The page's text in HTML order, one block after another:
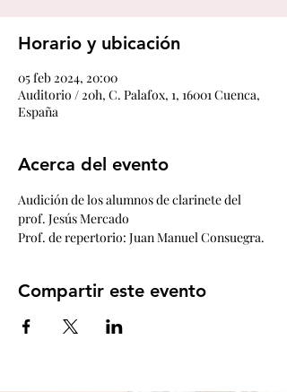
Horario y ubicación
05 feb 2024, 20:00
Auditorio / 20h, C. Palafox, 1, 16001 Cuenca,
España
Acerca del evento
Audición de los alumnos de clarinete del
prof. Jesús Mercado
Prof. de repertorio: Juan Manuel Consuegra.
Compartir este evento